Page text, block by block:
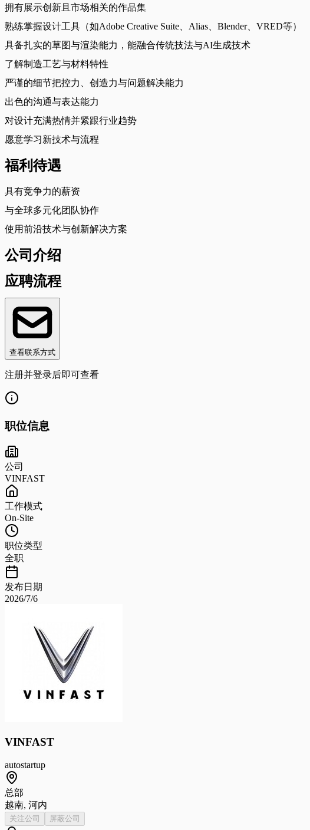
拥有展示创新且市场相关的作品集
熟练掌握设计工具（如Adobe Creative Suite、Alias、Blender、VRED等）
具备扎实的草图与渲染能力，能融合传统技法与AI生成技术
了解制造工艺与材料特性
严谨的细节把控力、创造力与问题解决能力
出色的沟通与表达能力
对设计充满热情并紧跟行业趋势
愿意学习新技术与流程
福利待遇
具有竞争力的薪资
与全球多元化团队协作
使用前沿技术与创新解决方案
公司介绍
应聘流程
查看联系方式
注册并登录后即可查看
职位信息
公司
VINFAST
工作模式
On-Site
职位类型
全职
发布日期
2026/7/6
VINFAST
autostartup
总部
越南, 河内
关注公司 屏蔽公司